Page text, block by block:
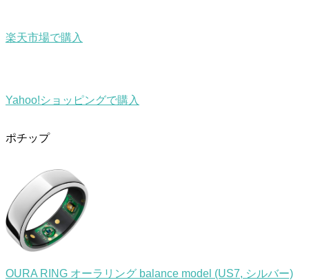
楽天市場で購入
Yahoo!ショッピングで購入
ポチップ
OURA RING オーラリング balance model (US7, シルバー)